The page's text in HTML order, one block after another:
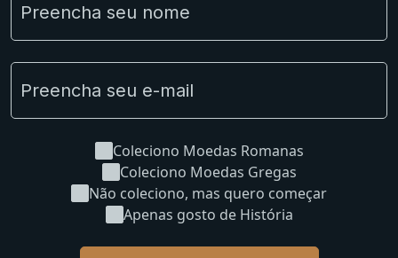
Novidades
Coleciono Moedas Romanas
Coleciono Moedas Gregas
Não coleciono, mas quero começar
Apenas gosto de História